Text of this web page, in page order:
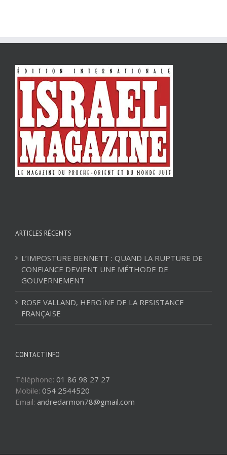
ARTICLES RÉCENTS
L’IMPOSTURE BENNETT : QUAND LA RUPTURE DE
CONFIANCE DEVIENT UNE MÉTHODE DE
GOUVERNEMENT
ROSE VALLAND, HEROÏNE DE LA RESISTANCE
FRANÇAISE
CONTACT INFO
Téléphone: 01 86 98 27 27
Mobile: 054 2544520
Email: andredarmon78@gmail.com